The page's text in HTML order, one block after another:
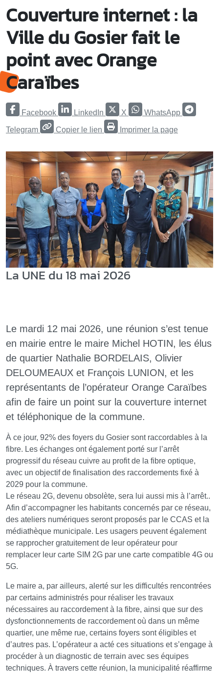
Couverture internet : la
Ville du Gosier fait le
point avec Orange
Caraïbes
Facebook LinkedIn X WhatsApp
Telegram Copier le lien Imprimer la page
La UNE du 18 mai 2026
Le mardi 12 mai 2026, une réunion s’est tenue
en mairie entre le maire Michel HOTIN, les élus
de quartier Nathalie BORDELAIS, Olivier
DELOUMEAUX et François LUNION, et les
représentants de l’opérateur Orange Caraïbes
afin de faire un point sur la couverture internet
et téléphonique de la commune.
À ce jour, 92% des foyers du Gosier sont raccordables à la
fibre. Les échanges ont également porté sur l’arrêt
progressif du réseau cuivre au profit de la fibre optique,
avec un objectif de finalisation des raccordements fixé à
2029 pour la commune.
Le réseau 2G, devenu obsolète, sera lui aussi mis à l’arrêt..
Afin d’accompagner les habitants concernés par ce réseau,
des ateliers numériques seront proposés par le CCAS et la
médiathèque municipale. Les usagers peuvent également
se rapprocher gratuitement de leur opérateur pour
remplacer leur carte SIM 2G par une carte compatible 4G ou
5G.
Le maire a, par ailleurs, alerté sur les difficultés rencontrées
par certains administrés pour réaliser les travaux
nécessaires au raccordement à la fibre, ainsi que sur des
dysfonctionnements de raccordement où dans un même
quartier, une même rue, certains foyers sont éligibles et
d’autres pas. L’opérateur a acté ces situations et s’engage à
procéder à un diagnostic de terrain avec ses équipes
techniques. À travers cette réunion, la municipalité réaffirme